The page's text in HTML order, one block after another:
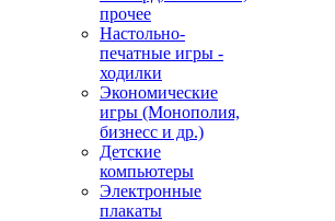
прочее
Настольно-
печатные игры -
ходилки
Экономические
игры (Монополия,
бизнесс и др.)
Детские
компьютеры
Электронные
плакаты